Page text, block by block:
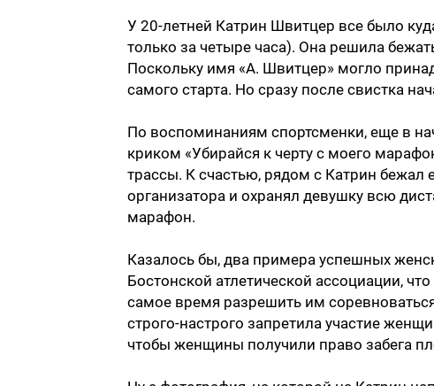
У 20-летней Катрин Швитцер все было
только за четыре часа). Она решила
Поскольку имя «А. Швитцер» могло
самого старта. Но сразу после свистка
По воспоминаниям спортсменки, еще в
криком «Убирайся к черту с моего
трассы. К счастью, рядом с Катрин
организатора и охранял девушку всю
марафон.
Казалось бы, два примера успешных
Бостонской атлетической ассоциации,
самое время разрешить им
строго-настрого запретила участие
чтобы женщины получили право забега